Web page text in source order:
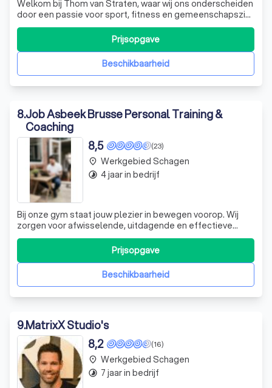
Welkom bij Thom van Straten, waar wij ons onderscheiden
door een passie voor sport, fitness en gemeenschapszin.
Ons doel is om jou te ondersteunen bij het bereiken van je
persoonlijke fitnessdoelen, het verleggen van je grenzen
en het ontdekken van je volledige potentieel. Of je nu
Beschikbaarheid
Prijsopgave
8.Job Asbeek Brusse Personal Training &
Coaching
(23)
8,5
Bij onze gym staat jouw plezier in bewegen voorop. Wij
zorgen voor afwisselende, uitdagende en effectieve
trainingen die jou sterker maken en je conditie verbeteren.
Onze sessies omvatten explosieve krachtoefeningen,
conditionele lichaamsgewichtoefeningen en intensieve
boksoefeningen. Na elke traini
Beschikbaarheid
Prijsopgave
place Werkgebied Schagen
timelapse 4 jaar in bedrijf
9.MatrixX Studio's
(16)
8,2
place Werkgebied Schagen
timelapse 7 jaar in bedrijf